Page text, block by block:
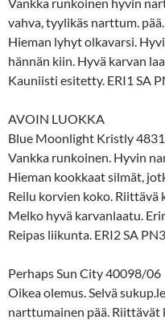
vahva, tyylikäs narttum.
Hieman lyhyt olkavarsi.
hännän kiin. Hyvä karvan
Kauniisti esitetty. ERI1 SA
AVOIN LUOKKA
Blue Moonlight Kristly
Vankka runkoinen. Hyvin
Hieman kookkaat silmät,
Reilu korvien koko. Riittävä
Melko hyvä karvanlaatu.
Reipas liikunta. ERI2 SA PN3
Perhaps Sun City 40098/06
Oikea olemus. Selvä
narttumainen pää. Riittävät